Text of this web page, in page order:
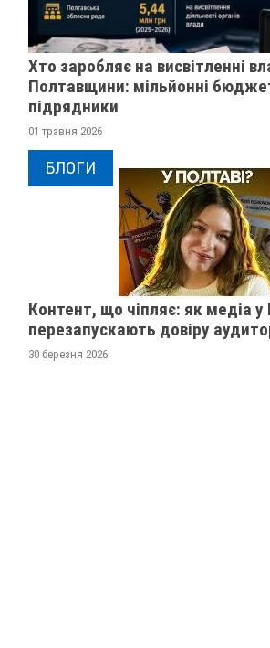
Хто заробляє на висвітленні
Полтавщини: мільйонні
підрядники
01 травня 2026
БЛОГИ
Контент, що чіпляє: як медіа у
перезапускають довіру
30 березня 2026